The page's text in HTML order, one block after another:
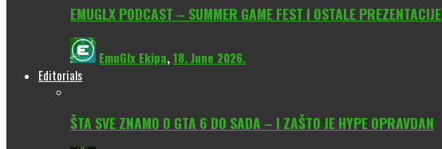
EMUGLX PODCAST – SUMMER GAME FEST I OSTALE PREZENTACIJE
EmuGlx Ekipa,18. June 2026.
Editorials
ŠTA SVE ZNAMO O GTA 6 DO SADA – I ZAŠTO JE HYPE OPRAVDAN